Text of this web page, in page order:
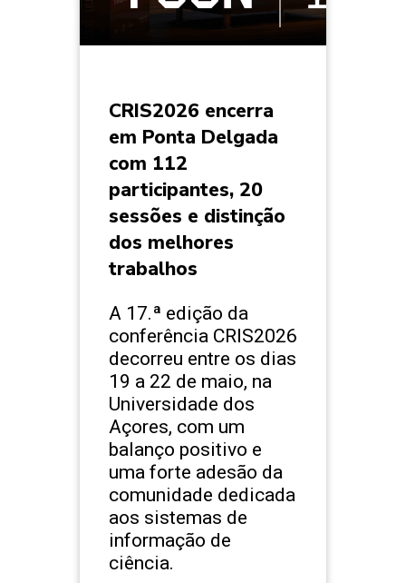
CRIS2026 encerra
em Ponta Delgada
com 112
participantes, 20
sessões e distinção
dos melhores
trabalhos
A 17.ª edição da
conferência CRIS2026
decorreu entre os dias
19 a 22 de maio, na
Universidade dos
Açores, com um
balanço positivo e
uma forte adesão da
comunidade dedicada
aos sistemas de
informação de
ciência.